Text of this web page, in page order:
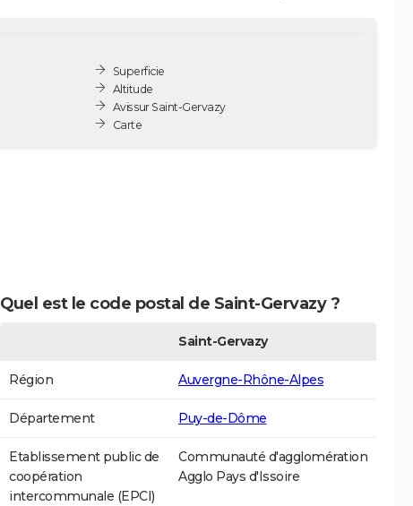
Superficie
Altitude
Avis sur Saint-Gervazy
Carte
Quel est le code postal de Saint-Gervazy ?
Saint-Gervazy
Région Auvergne-Rhône-Alpes
Département Puy-de-Dôme
Etablissement public de
coopération
intercommunale (EPCI)
Communauté d'agglomération
Agglo Pays d'Issoire